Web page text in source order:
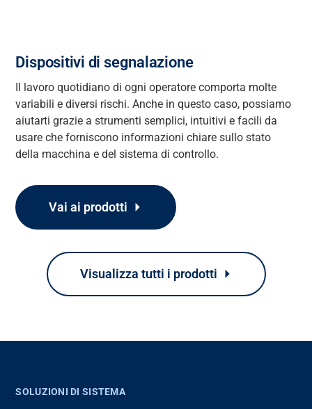
Dispositivi di segnalazione
Il lavoro quotidiano di ogni operatore comporta molte
variabili e diversi rischi.Anche in questo caso, possiamo
aiutarti grazie astrumentisemplici, intuitivi e facili da
usare che forniscono informazioni chiare sullostato
della macchina e del sistema di controllo.
Vai ai prodotti
Visualizza tutti i prodotti
SOLUZIONI DI SISTEMA